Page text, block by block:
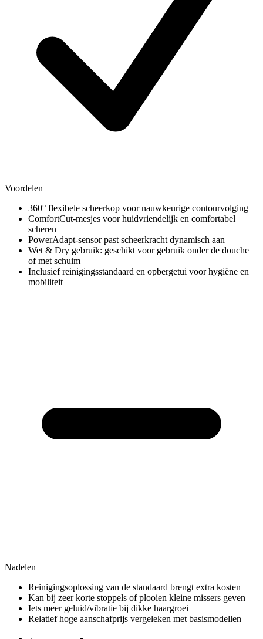
Voordelen
360° flexibele scheerkop voor nauwkeurige contourvolging
ComfortCut-mesjes voor huidvriendelijk en comfortabel
scheren
PowerAdapt-sensor past scheerkracht dynamisch aan
Wet & Dry gebruik: geschikt voor gebruik onder de douche
of met schuim
Inclusief reinigingsstandaard en opbergetui voor hygiëne en
mobiliteit
Nadelen
Reinigingsoplossing van de standaard brengt extra kosten
Kan bij zeer korte stoppels of plooien kleine missers geven
Iets meer geluid/vibratie bij dikke haargroei
Relatief hoge aanschafprijs vergeleken met basismodellen